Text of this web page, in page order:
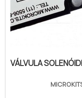
VÁLVULA